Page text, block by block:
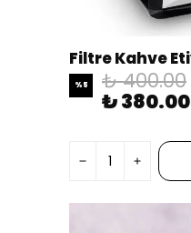
%5 ₺ 400.00
₺ 380.00